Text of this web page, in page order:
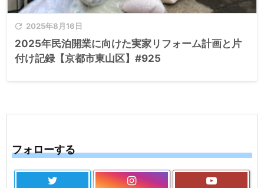
 2025年8月16日
2025年民泊開業に向けた実家リフォーム計画と片
付け記録【京都市東山区】#925
フォローする